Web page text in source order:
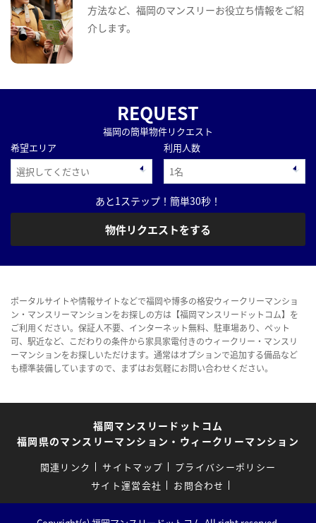
方法など、福岡のマンスリーお役立ち情報をご紹
介します。
REQUEST
福岡の簡単物件リクエスト
希望エリア
利用人数
あと1ステップ！簡単30秒！
物件リクエストをする
ポータルサイトや情報サイトなどで福岡や博多の格安ウィークリーマンショ
ン・マンスリーマンションをお探しの方は【福岡マンスリードットコム】を
ご利用ください。保証人不要、インターネット無料、駐車場あり、ペット
可、駅近など、こだわりの条件から家具家電付きのウィークリー・マンスリ
ーマンションをお探しいただけます。通常はオプションで追加する備品など
も標準装備していますので、まずはお気軽にお問い合わせください。
福岡マンスリードットコム
福岡県のマンスリーマンション・ウィークリーマンション
関連リンク サイトマップ
プライバシーポリシー
サイト運営会社
お問合わせ